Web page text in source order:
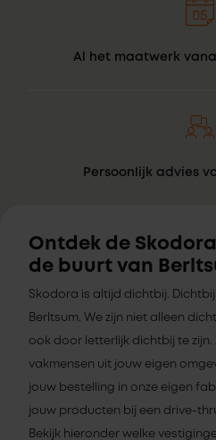
Al het maatwerk
Persoonlijk advies
Ontdek de
de buurt van
Skodora is altijd dichtbij.
Berltsum. We zijn niet alleen
ook door letterlijk dichtbij te
vakmensen uit jouw eigen
jouw bestelling in onze eigen
jouw producten bij een drive-
Bekijk hieronder welke